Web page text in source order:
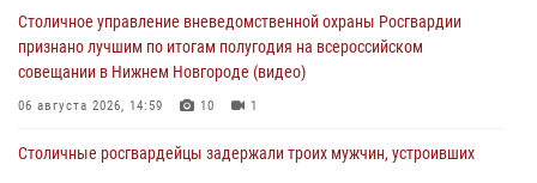
Столичное управление вневедомственной охраны Росгвардии
признано лучшим по итогам полугодия на всероссийском
совещании в Нижнем Новгороде (видео)
06 августа 2026, 14:59 10 1
Столичные росгвардейцы задержали троих мужчин, устроивших